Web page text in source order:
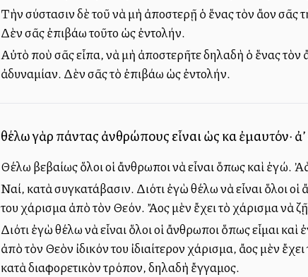
Τὴν σύστασιν δὲ τοῦ νὰ μὴ ἀποστερῇ ὁ ἕνας τὸν ἄλλον
Δὲν σᾶς ἐπιβάλλω τοῦτο ὡς ἐντολήν.
Αὐτὸ ποὺ σᾶς εἶπα, νὰ μὴ ἀποστερῆτε δηλαδὴ ὁ ἕνας τὸν
ἀδυναμίαν. Δὲν σᾶς τὸ ἐπιβάλλω ὡς ἐντολήν.
θέλω γὰρ πάντας ἀνθρώπους εἶναι ὡς καὶ ἐμαυτόν·
Θέλω βεβαίως ὅλοι οἱ ἄνθρωποι νὰ εἶναι ὅπως καὶ ἐγώ. Ἀλλὰ
Ναί, κατὰ συγκατάβασιν. Διότι ἐγὼ θέλω νὰ εἶναι ὅλοι οἱ
του χάρισμα ἀπὸ τὸν Θεόν. Ἄλλος μὲν ἔχει τὸ χάρισμα νὰ
Διότι ἐγὼ θέλω νὰ εἶναι ὅλοι οἱ ἄνθρωποι ὅπως εἶμαι
ἀπὸ τὸν Θεὸν ἰδικόν του ἰδιαίτερον χάρισμα, ἄλλος μὲν
κατὰ διαφορετικὸν τρόπον, δηλαδὴ ἔγγαμος.